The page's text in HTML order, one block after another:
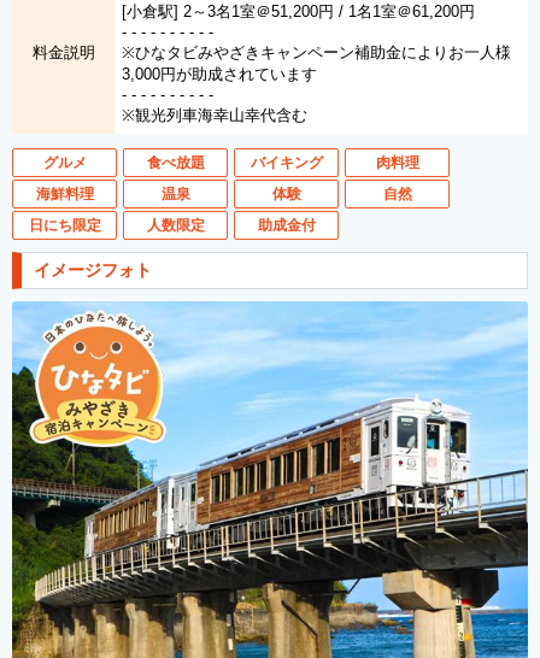
料金説明
[小倉駅] 2～3名1室＠51,200円 / 1名1室＠61,200円
- - - - - - - - - -
※ひなタビみやざきキャンペーン補助金によりお一人様
3,000円が助成されています
- - - - - - - - - -
※観光列車海幸山幸代含む
グルメ 食べ放題 バイキング
肉料理
海鮮料理
温泉 体験
自然
日にち限定
人数限定 助成金付
イメージフォト